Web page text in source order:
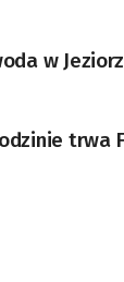
w
trwa